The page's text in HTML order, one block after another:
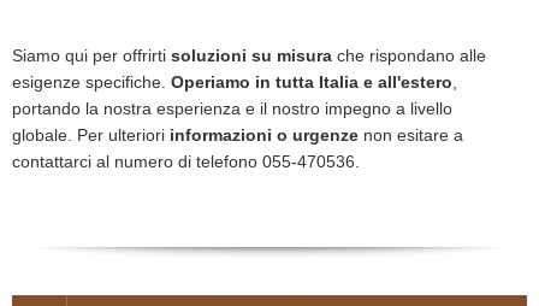
Siamo qui per offrirti soluzioni su misura che rispondano alle
esigenze specifiche. Operiamo in tutta Italia e all'estero,
portando la nostra esperienza e il nostro impegno a livello
globale. Per ulteriori informazioni o urgenze non esitare a
contattarci al numero di telefono 055-470536.